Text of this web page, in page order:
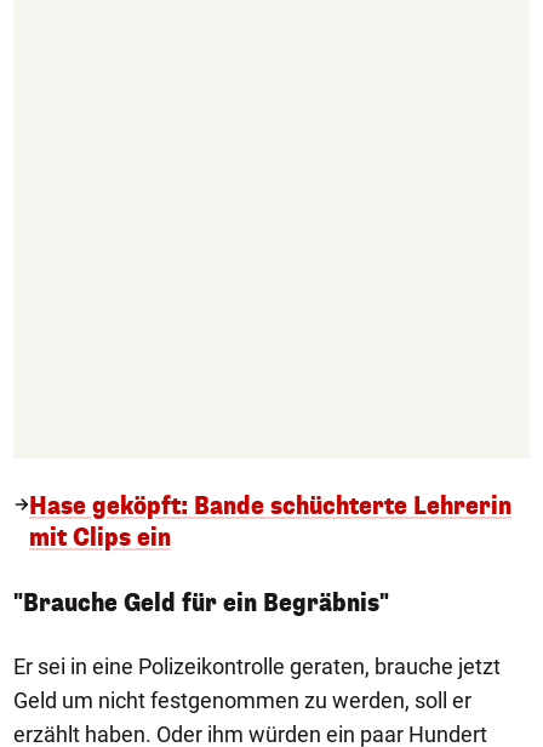
Hase geköpft: Bande schüchterte Lehrerin
mit Clips ein
"Brauche Geld für ein Begräbnis"
Er sei in eine Polizeikontrolle geraten, brauche jetzt
Geld um nicht festgenommen zu werden, soll er
erzählt haben. Oder ihm würden ein paar Hundert